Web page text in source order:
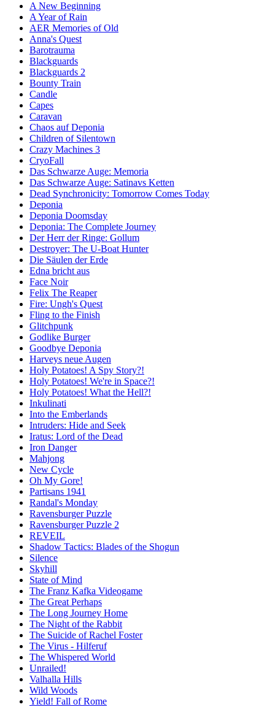
A New Beginning
A Year of Rain
AER Memories of Old
Anna's Quest
Barotrauma
Blackguards
Blackguards 2
Bounty Train
Candle
Capes
Caravan
Chaos auf Deponia
Children of Silentown
Crazy Machines 3
CryoFall
Das Schwarze Auge: Memoria
Das Schwarze Auge: Satinavs Ketten
Dead Synchronicity: Tomorrow Comes Today
Deponia
Deponia Doomsday
Deponia: The Complete Journey
Der Herr der Ringe: Gollum
Destroyer: The U-Boat Hunter
Die Säulen der Erde
Edna bricht aus
Face Noir
Felix The Reaper
Fire: Ungh's Quest
Fling to the Finish
Glitchpunk
Godlike Burger
Goodbye Deponia
Harveys neue Augen
Holy Potatoes! A Spy Story?!
Holy Potatoes! We're in Space?!
Holy Potatoes! What the Hell?!
Inkulinati
Into the Emberlands
Intruders: Hide and Seek
Iratus: Lord of the Dead
Iron Danger
Mahjong
New Cycle
Oh My Gore!
Partisans 1941
Randal's Monday
Ravensburger Puzzle
Ravensburger Puzzle 2
REVEIL
Shadow Tactics: Blades of the Shogun
Silence
Skyhill
State of Mind
The Franz Kafka Videogame
The Great Perhaps
The Long Journey Home
The Night of the Rabbit
The Suicide of Rachel Foster
The Virus - Hilferuf
The Whispered World
Unrailed!
Valhalla Hills
Wild Woods
Yield! Fall of Rome